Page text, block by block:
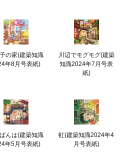
の家(建築知識
年8月号表紙)
川辺でモグモグ(建築
知識2024年7月号表
紙)
んは(建築知識
年5月号表紙)
虹(建築知識2024年4
月号表紙)